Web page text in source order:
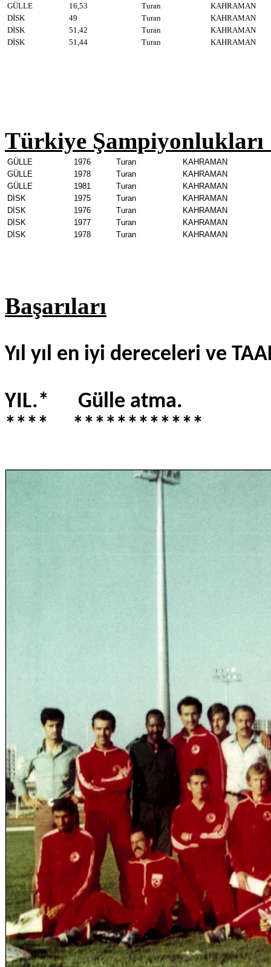
GÜLLE
16,53 Turan
KAHRAMAN
DİSK
49 Turan
KAHRAMAN
DİSK
51,42 Turan
KAHRAMAN
DİSK
51,44 Turan KAHRAMAN
Türkiye Şampiyonlukları
GÜLLE 1976 Turan
KAHRAMAN
GÜLLE
1978 Turan
KAHRAMAN
GÜLLE
1981 Turan
KAHRAMAN
DİSK
1975 Turan
KAHRAMAN
DİSK
1976 Turan
KAHRAMAN
DİSK
1977 Turan
KAHRAMAN
DİSK
1978 Turan KAHRAMAN
Başarıları
Yıl yıl en iyi dereceleri ve
YIL.* Gülle atma.
**** ************